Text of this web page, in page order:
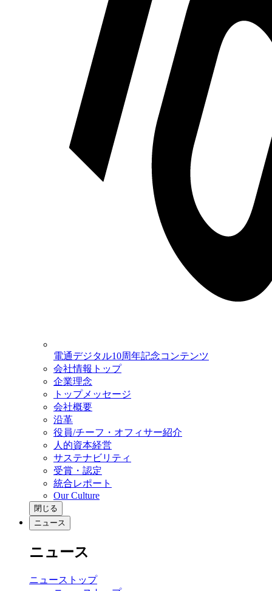
電通デジタル10周年記念コンテンツ
会社情報トップ
企業理念
トップメッセージ
会社概要
沿革
役員/チーフ・オフィサー紹介
人的資本経営
サステナビリティ
受賞・認定
統合レポート
Our Culture
閉じる
ニュース
ニュース
ニューストップ